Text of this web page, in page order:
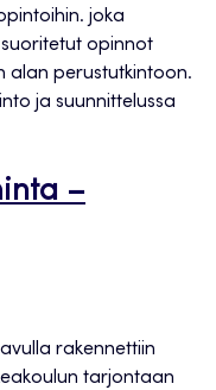
joka
opinnot
alan perustutkintoon.
ja suunnittelussa
–
rakennettiin
tarjontaan